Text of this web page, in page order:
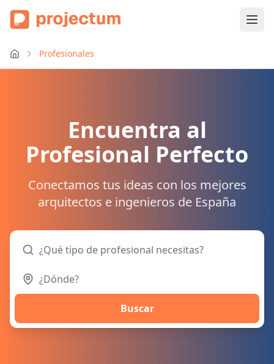
Profesionales
Encuentra al
Profesional Perfecto
Conectamos tus ideas con los mejores
arquitectos e ingenieros de España
Buscar